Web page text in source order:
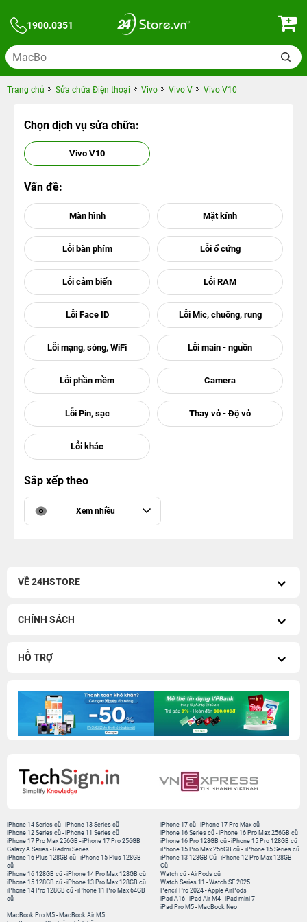
1900.0351
Trang chủ Sửa chữa Điện thoại Vivo Vivo V Vivo V10
Chọn dịch vụ sửa chữa:
Vivo V10
Vấn đề:
Sắp xếp theo
Xem nhiều
VỀ 24HSTORE
CHÍNH SÁCH
HỖ TRỢ
iPhone 14 Series cũ -iPhone 13 Series cũ
iPhone 12 Series cũ -iPhone 11 Series cũ
iPhone 17 Pro Max 256GB -iPhone 17 Pro 256GB
Galaxy A Series - Redmi Series
iPhone 17 cũ -iPhone 17 Pro Max cũ
iPhone 16 Series cũ - iPhone 16 Pro Max 256GB cũ
iPhone 16 Pro 128GB cũ -iPhone 15 Pro 128GB cũ
iPhone 15 Pro Max 256GB cũ - iPhone 15 Series cũ
iPhone 16 Plus 128GB cũ -iPhone 15 Plus 128GB
cũ
iPhone 16 128GB cũ -iPhone 14 Pro Max 128GB cũ
iPhone 15 128GB cũ -iPhone 13 Pro Max 128GB cũ
iPhone 14 Pro 128GB cũ -iPhone 11 Pro Max 64GB
cũ
iPhone 13 128GB Cũ -iPhone 12 Pro Max 128GB
Cũ
Watch cũ -AirPods cũ
Watch Series 11 -Watch SE 2025
Pencil Pro 2024 -Apple AirPods
iPad A16 -iPad Air M4 -iPad mini 7
iPad Pro M5 - MacBook Neo
MacBook Pro M5 - MacBook Air M5